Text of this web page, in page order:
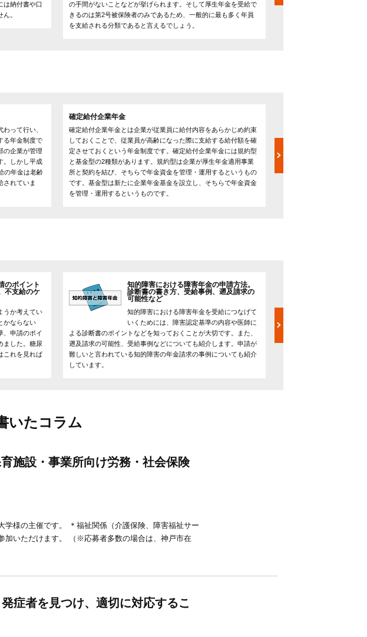
は納付書や口
。
の手間がないことなどが挙げられます。そして厚生年金を受給で
きるのは第2号被保険者のみであるため、一般的に最も多く年員
を支給される分類であると言えるでしょう。
って行い、
る年金制度で
の企業が管理
。しかし平成
の年金は老齢
されていま
確定給付企業年金
確定給付企業年金とは企業が従業員に給付内容をあらかじめ約束
しておくことで、従業員が高齢になった際に支給する給付額を確
定させておくという年金制度です。確定給付企業年金には規約型
と基金型の2種類があります。規約型は企業が厚生年金適用事業
所と契約を結び、そちらで年金資金を管理・運用するというもの
です。基金型は新たに企業年金基金を設立し、そちらで年金資金
を管理・運用するというものです。
のポイント
不支給のケ
うか考えてい
かならない
、申請のポイ
ました。糖尿
これを見れば
知的障害における障害年金の申請方法。
診断書の書き方、受給事例、遡及請求の
可能性など
知的障害における障害年金を受給につなげて
いくためには、障害認定基準の内容や医師に
よる診断書のポイントなどを知っておくことが大切です。また、
遡及請求の可能性、受給事例などについても紹介します。申請が
難しいと言われている知的障害の年金請求の事例についても紹介
しています。
いたコラム
施設・事業所向け労務・社会保険
様の主催です。 ＊福祉関係（介護保険、障害福祉サー
加いただけます。 （※応募者多数の場合は、神戸市在
症者を見つけ、適切に対応するこ